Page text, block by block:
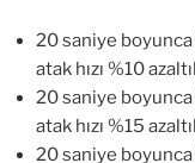
20 saniye
atak hızı %10
20 saniye
atak hızı %15
20 saniye